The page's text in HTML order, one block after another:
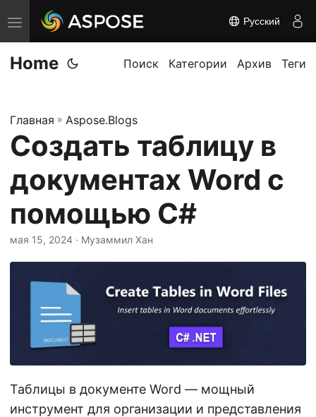
П
е
р
л
ю
и
ь
н
а
Русский
Home Поиск Категории Архив Теги
Главная » Aspose.Blogs
Создать таблицу в
документах Word с
помощью C#
мая 15, 2024 · Музаммил Хан
Таблицы в документе Word — мощный
инструмент для организации и представления